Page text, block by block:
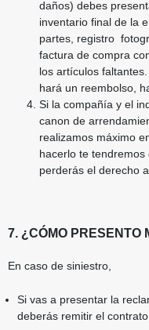
daños) debes
inventario final de la
partes, registro
factura de compra
los artículos
hará un reembolso,
Si la compañía y el
canon de
realizamos máximo
hacerlo te tendremos
perderás el derecho
7. ¿CÓMO PRESENTO
En caso de siniestro,
Si vas a presentar la
deberás remitir el